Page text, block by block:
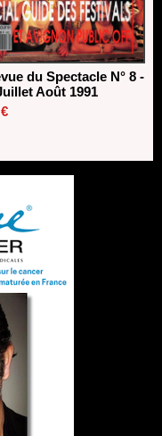
du Spectacle N° 8 -
Août 1991